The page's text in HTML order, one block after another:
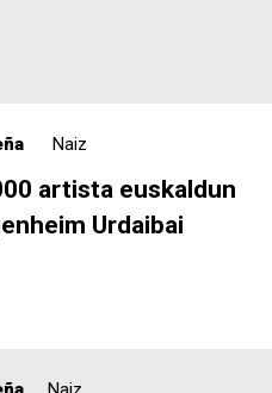
Naiz
artista euskaldun
Urdaibai